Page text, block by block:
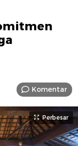
Komentar
Perbesar